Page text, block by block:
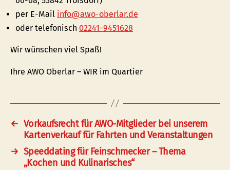
per E-Mail info@awo-oberlar.de
oder telefonisch 02241-9451628
Wir wünschen viel Spaß!
Ihre AWO Oberlar – WIR im Quartier
← Vorkaufsrecht für AWO-Mitglieder bei unserem
Kartenverkauf für Fahrten und Veranstaltungen
→ Speeddating für Feinschmecker – Thema
„Kochen und Kulinarisches“